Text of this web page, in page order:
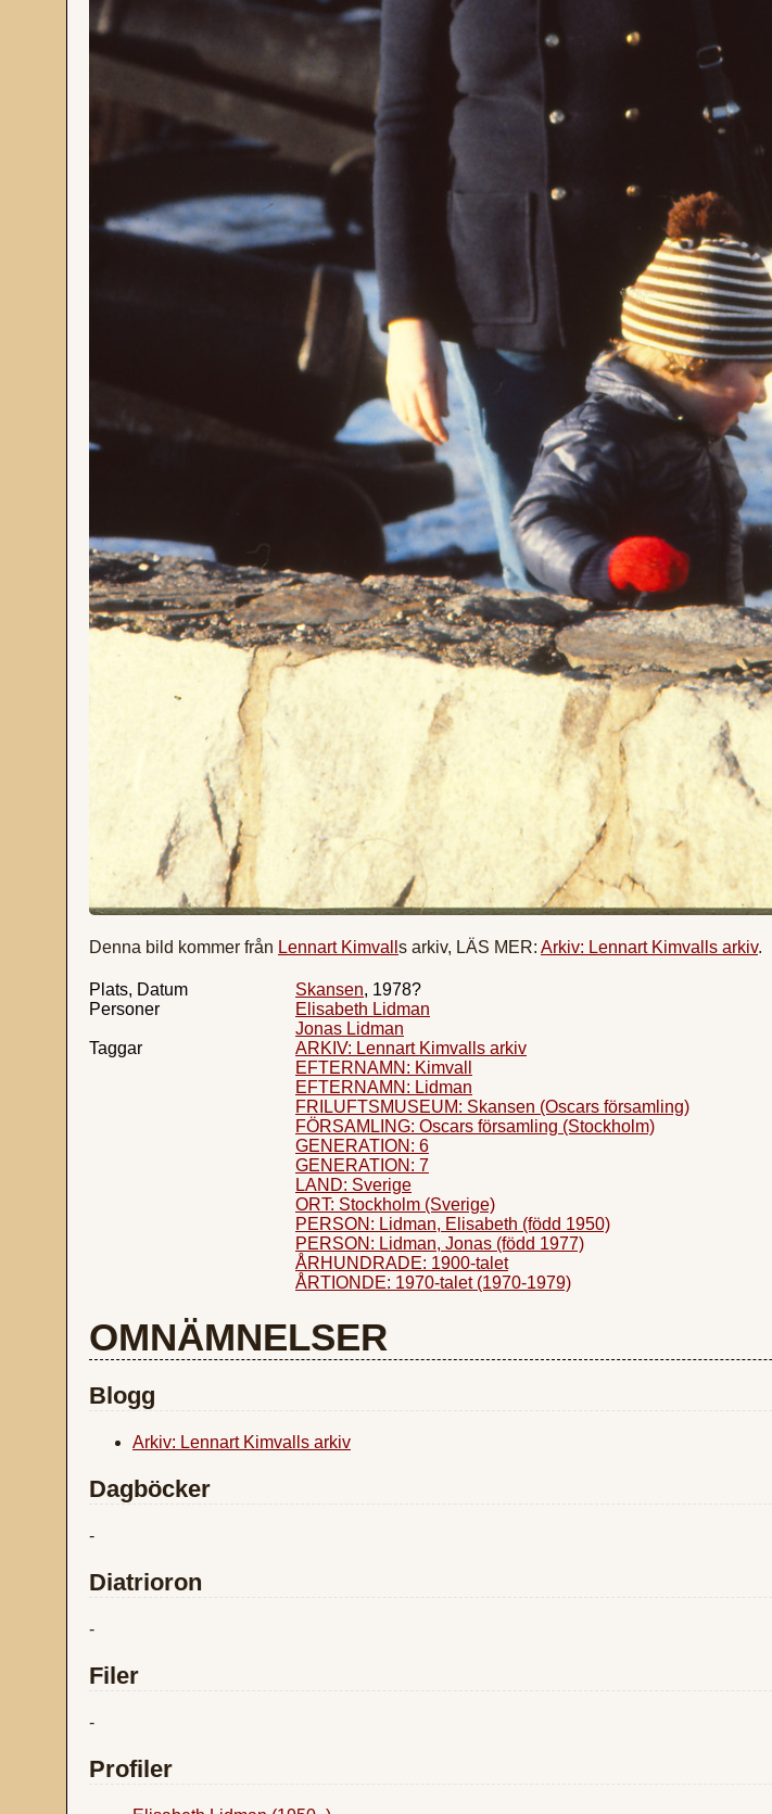
Denna bild kommer från Lennart Kimvall s arkiv, LÄS MER: Arkiv: Lennart Kimvalls arkiv.
Plats, Datum Skansen, 1978?
Personer
Elisabeth Lidman
Jonas Lidman
Taggar
ARKIV: Lennart Kimvalls arkiv
EFTERNAMN: Kimvall
EFTERNAMN: Lidman
FRILUFTSMUSEUM: Skansen (Oscars församling)
FÖRSAMLING: Oscars församling (Stockholm)
GENERATION: 6
GENERATION: 7
LAND: Sverige
ORT: Stockholm (Sverige)
PERSON: Lidman, Elisabeth (född 1950)
PERSON: Lidman, Jonas (född 1977)
ÅRHUNDRADE: 1900-talet
ÅRTIONDE: 1970-talet (1970-1979)
OMNÄMNELSER
Blogg
Arkiv: Lennart Kimvalls arkiv
Dagböcker
-
Diatrioron
-
Filer
-
Profiler